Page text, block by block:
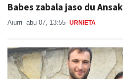
Babes zabala jaso du Ansak
Aiurri abu 07, 13:55 URNIETA